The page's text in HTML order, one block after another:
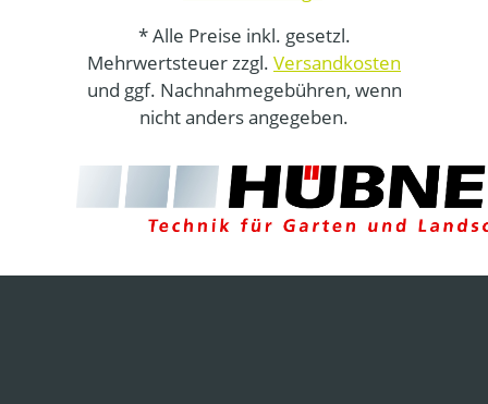
* Alle Preise inkl. gesetzl.
Mehrwertsteuer zzgl. Versandkosten
und ggf. Nachnahmegebühren, wenn
nicht anders angegeben.